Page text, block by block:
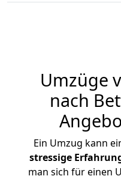
Umzüge
nach
Ein Umzug kann
stressige
man sich für einen